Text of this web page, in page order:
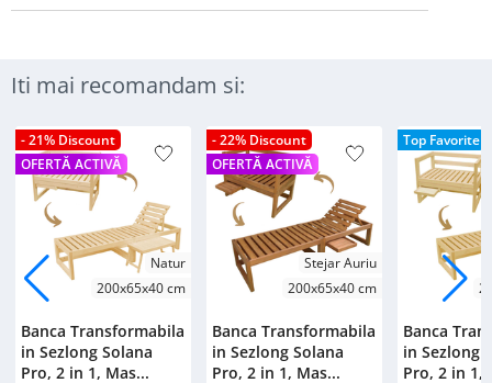
Iti mai recomandam si:
- 21% Discount
OFERTĂ ACTIVĂ
Natur
200x65x40 cm
Banca Transformabila
in Sezlong Solana
Pro, 2 in 1, Mas...
- 22% Discount
OFERTĂ ACTIVĂ
Stejar Auriu
200x65x40 cm
Banca Transformabila
in Sezlong Solana
Pro, 2 in 1, Mas...
Top Favorite
Banca
in Sezlong
Pro, 2 in 1,